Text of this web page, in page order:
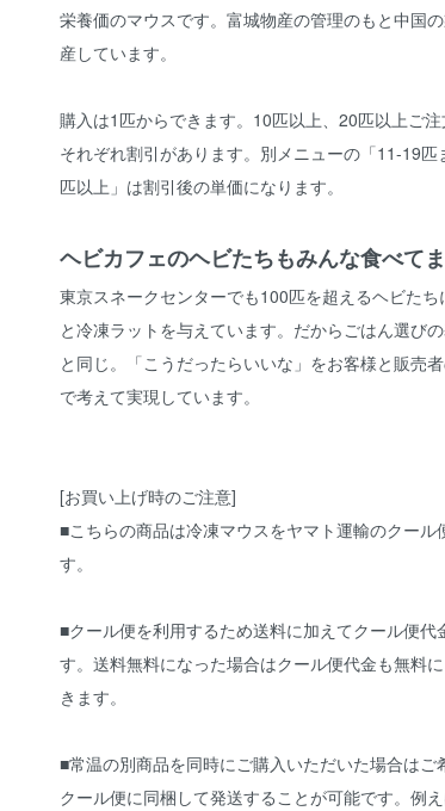
栄養価のマウスです。富城物産の管理のもと中国
産しています。
購入は1匹からできます。10匹以上、20匹以上ご注
それぞれ割引があります。別メニューの「11-19匹
匹以上」は割引後の単価になります。
ヘビカフェのヘビたちもみんな食べて
東京スネークセンターでも100匹を超えるヘビたち
と冷凍ラットを与えています。だからごはん選び
と同じ。「こうだったらいいな」をお客様と販売
で考えて実現しています。
[お買い上げ時のご注意]
■こちらの商品は冷凍マウスをヤマト運輸のクール
す。
■クール便を利用するため送料に加えてクール便代
す。送料無料になった場合はクール便代金も無料
きます。
■常温の別商品を同時にご購入いただいた場合はご
クール便に同梱して発送することが可能です。例